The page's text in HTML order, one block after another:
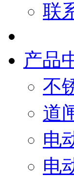
联
产品
不
道
电
电